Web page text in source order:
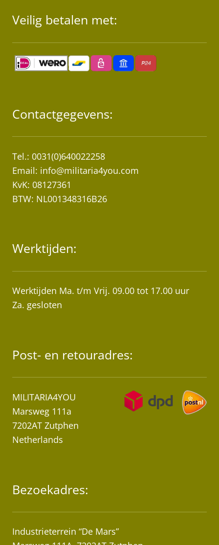
Veilig betalen met:
Contactgegevens:
Tel.: 0031(0)640022258
Email: info@militaria4you.com
KvK: 08127361
BTW: NL001348316B26
Werktijden:
Werktijden Ma. t/m Vrij. 09.00 tot 17.00 uur
Za. gesloten
Post- en retouradres:
MILITARIA4YOU
Marsweg 111a
7202AT Zutphen
Netherlands
Bezoekadres:
Industrieterrein “De Mars”